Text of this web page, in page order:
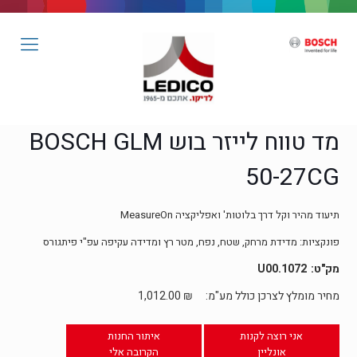
מד טווח לייזר בוש BOSCH GLM
50-27CG
תיעוד מהיר וקל דרך בלוטות' ואפליקציה MeasureOn
פונקציות: מדידת מרחק, שטח, נפח, מטר רץ ומדידה עקיפה עפ"י פיתגורס
1072.U00
מחיר מומלץ לצרכן כולל מע"מ:
1,012.00 ₪
אני רוצה לקנות
אונליין
איתור החנות
הקרובה אלי